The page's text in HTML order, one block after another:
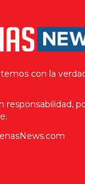
con la
responsabilidad,